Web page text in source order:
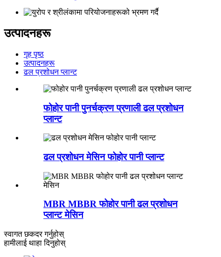
उत्पादनहरू
गृह पृष्ठ
उत्पादनहरू
ढल प्रशोधन प्लान्ट
फोहोर पानी पुनर्चक्रण प्रणाली ढल प्रशोधन
प्लान्ट
ढल प्रशोधन मेसिन फोहोर पानी प्लान्ट
MBR MBBR फोहोर पानी ढल प्रशोधन
प्लान्ट मेसिन
स्वागत छकदर गर्नुहोस्
हामीलाई थाहा दिनुहोस्